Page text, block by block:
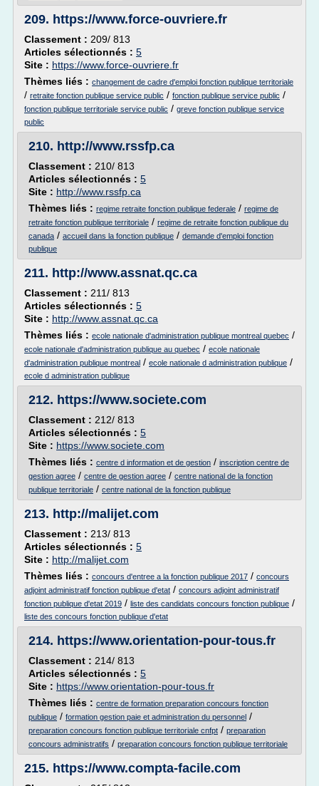
209. https://www.force-ouvriere.fr
Classement : 209/ 813
Articles sélectionnés : 5
Site : https://www.force-ouvriere.fr
Thèmes liés : changement de cadre d'emploi fonction publique territoriale
/ retraite fonction publique service public / fonction publique service public /
fonction publique territoriale service public / greve fonction publique service
public
210. http://www.rssfp.ca
Classement : 210/ 813
Articles sélectionnés : 5
Site : http://www.rssfp.ca
Thèmes liés : regime retraite fonction publique federale / regime de
retraite fonction publique territoriale / regime de retraite fonction publique du
canada / accueil dans la fonction publique / demande d'emploi fonction
publique
211. http://www.assnat.qc.ca
Classement : 211/ 813
Articles sélectionnés : 5
Site : http://www.assnat.qc.ca
Thèmes liés : ecole nationale d'administration publique montreal quebec /
ecole nationale d'administration publique au quebec / ecole nationale
d'administration publique montreal / ecole nationale d administration publique /
ecole d administration publique
212. https://www.societe.com
Classement : 212/ 813
Articles sélectionnés : 5
Site : https://www.societe.com
Thèmes liés : centre d information et de gestion / inscription centre de
gestion agree / centre de gestion agree / centre national de la fonction
publique territoriale / centre national de la fonction publique
213. http://malijet.com
Classement : 213/ 813
Articles sélectionnés : 5
Site : http://malijet.com
Thèmes liés : concours d'entree a la fonction publique 2017 / concours
adjoint administratif fonction publique d'etat / concours adjoint administratif
fonction publique d'etat 2019 / liste des candidats concours fonction publique /
liste des concours fonction publique d'etat
214. https://www.orientation-pour-tous.fr
Classement : 214/ 813
Articles sélectionnés : 5
Site : https://www.orientation-pour-tous.fr
Thèmes liés : centre de formation preparation concours fonction
publique / formation gestion paie et administration du personnel /
preparation concours fonction publique territoriale cnfpt / preparation
concours administratifs / preparation concours fonction publique territoriale
215. https://www.compta-facile.com